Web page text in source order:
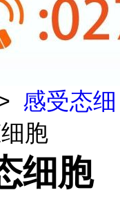
感受态细
胞
细胞